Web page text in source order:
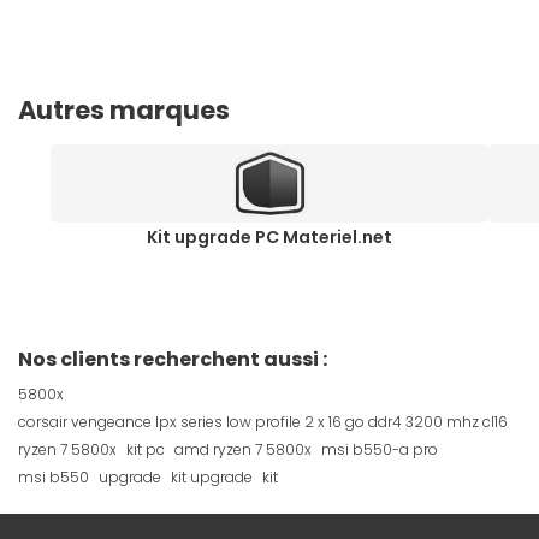
Autres marques
Kit upgrade PC Materiel.net
Nos clients recherchent aussi :
5800x
corsair vengeance lpx series low profile 2 x 16 go ddr4 3200 mhz cl16
ryzen 7 5800x kit pc amd ryzen 7 5800x msi b550-a pro
msi b550 upgrade kit upgrade kit